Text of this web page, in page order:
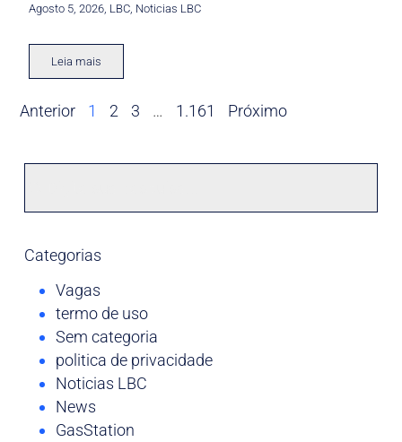
Agosto 5, 2026 LBC Noticias LBC
Leia mais
Anterior 1 2 3 … 1.161 Próximo
Categorias
Vagas
termo de uso
Sem categoria
politica de privacidade
Noticias LBC
News
GasStation